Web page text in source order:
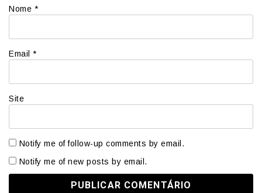
Nome *
Email *
Site
Notify me of follow-up comments by email.
Notify me of new posts by email.